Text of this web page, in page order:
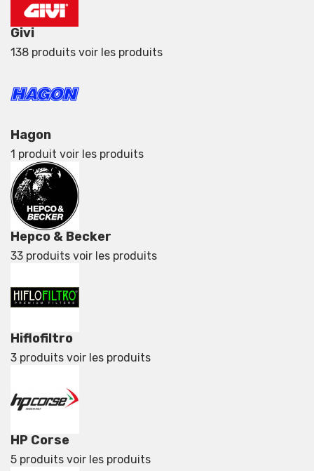
Givi
138 produits voir les produits
Hagon
1 produit voir les produits
Hepco & Becker
33 produits voir les produits
Hiflofiltro
3 produits voir les produits
HP Corse
5 produits voir les produits